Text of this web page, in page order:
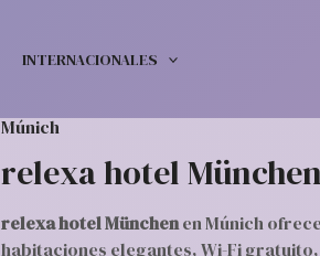
INTERNACIONALES
Múnich
relexa hotel München
relexa hotel Münchenen Múnich
habitaciones elegantes, Wi-Fi